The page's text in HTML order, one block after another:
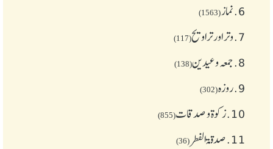
6. نماز(1563)
7. وتر اور تراویح(117)
8. جمعہ وعیدین(138)
9. روزہ(302)
10. زکوة و صدقات(855)
11. صدقۃ الفطر (36)